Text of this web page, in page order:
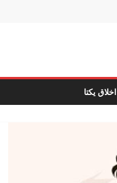
اخلاق یکتا